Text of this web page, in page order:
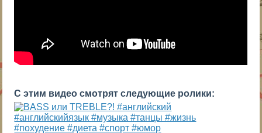
С этим видео смотрят следующие ролики: